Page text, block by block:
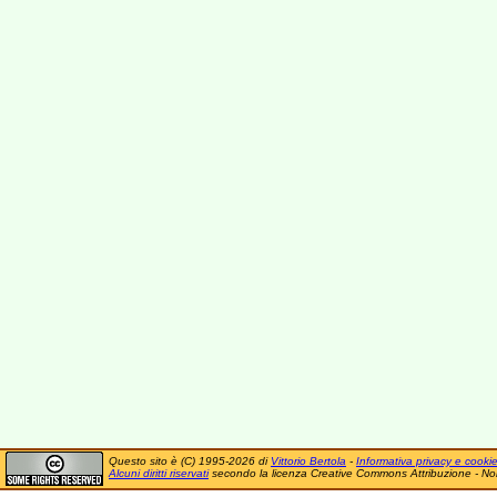
Questo sito è (C) 1995-2026 di Vittorio Bertola - Informativa privacy e cookie
Alcuni diritti riservatisecondo la licenza Creative Commons Attribuzione -